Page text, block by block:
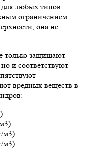
для любых типов
ограничением
она не
защищают
и соответствуют
вредных веществ в
м3)
м3)